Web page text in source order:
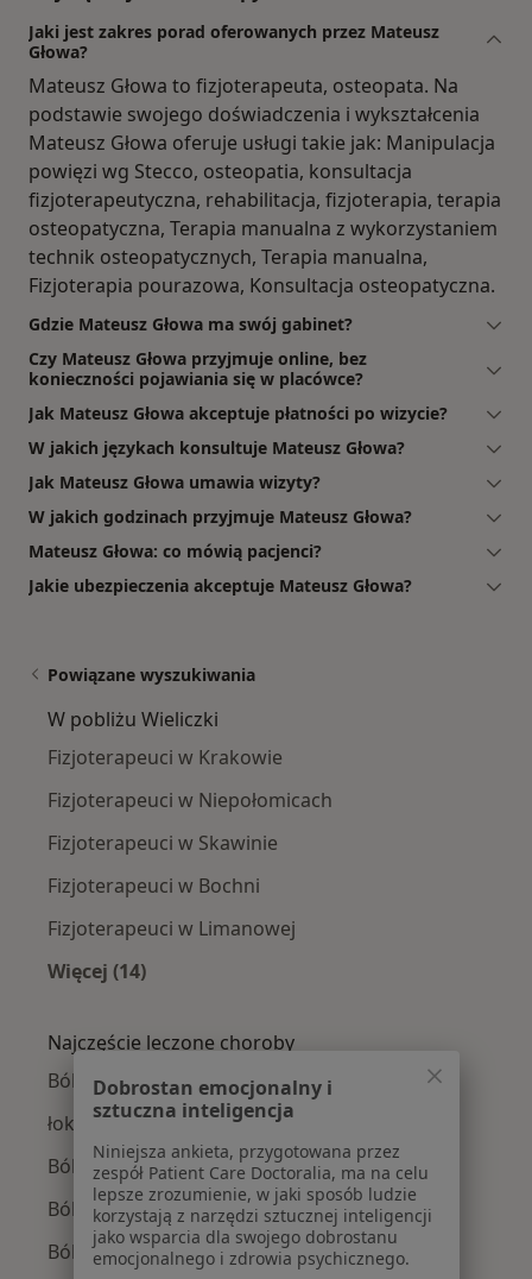
Jaki jest zakres porad oferowanych przez Mateusz
Głowa?
Mateusz Głowa to fizjoterapeuta, osteopata. Na
podstawie swojego doświadczenia i wykształcenia
Mateusz Głowa oferuje usługi takie jak: Manipulacja
powięzi wg Stecco, osteopatia, konsultacja
fizjoterapeutyczna, rehabilitacja, fizjoterapia, terapia
osteopatyczna, Terapia manualna z wykorzystaniem
technik osteopatycznych, Terapia manualna,
Fizjoterapia pourazowa, Konsultacja osteopatyczna.
Gdzie Mateusz Głowa ma swój gabinet?
Czy Mateusz Głowa przyjmuje online, bez
konieczności pojawiania się w placówce?
Jak Mateusz Głowa akceptuje płatności po wizycie?
W jakich językach konsultuje Mateusz Głowa?
Jak Mateusz Głowa umawia wizyty?
W jakich godzinach przyjmuje Mateusz Głowa?
Mateusz Głowa: co mówią pacjenci?
Jakie ubezpieczenia akceptuje Mateusz Głowa?
Powiązane wyszukiwania
W pobliżu Wieliczki
Fizjoterapeuci w Krakowie
Fizjoterapeuci w Niepołomicach
Fizjoterapeuci w Skawinie
Fizjoterapeuci w Bochni
Fizjoterapeuci w Limanowej
Więcej (14)
Najczęście leczone choroby
Bóle kręgosłupa w Wieliczce
łokieć tenisisty w Wieliczce
Ból barku w Wieliczce
Ból biodra w Wieliczce
Ból kolana w Wieliczce
Dobrostan emocjonalny i
sztuczna inteligencja
Niniejsza ankieta, przygotowana przez
zespół Patient Care Doctoralia, ma na celu
lepsze zrozumienie, w jaki sposób ludzie
korzystają z narzędzi sztucznej inteligencji
jako wsparcia dla swojego dobrostanu
emocjonalnego i zdrowia psychicznego.